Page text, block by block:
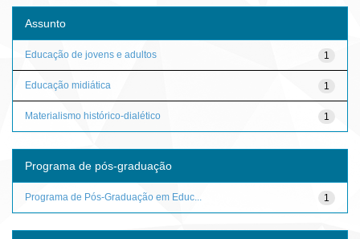
Assunto
1
Educação de jovens e adultos
1
Educação midiática
1
Materialismo histórico-dialético
Programa de pós-graduação
1
Programa de Pós-Graduação em Educ...